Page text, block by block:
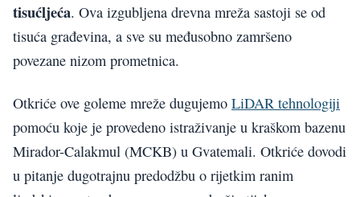
tisućljeća. Ova izgubljena drevna mreža sastoji se od
tisuća građevina, a sve su međusobno zamršeno
povezane nizom prometnica.
Otkriće ove goleme mreže dugujemo LiDAR tehnologiji
pomoću koje je provedeno istraživanje u kraškom bazenu
Mirador-Calakmul (MCKB) u Gvatemali. Otkriće dovodi
u pitanje dugotrajnu predodžbu o rijetkim ranim